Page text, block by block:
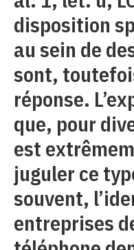
disposition
au sein de
sont,
réponse.
que, pour
est
juguler ce
souvent,
entreprises